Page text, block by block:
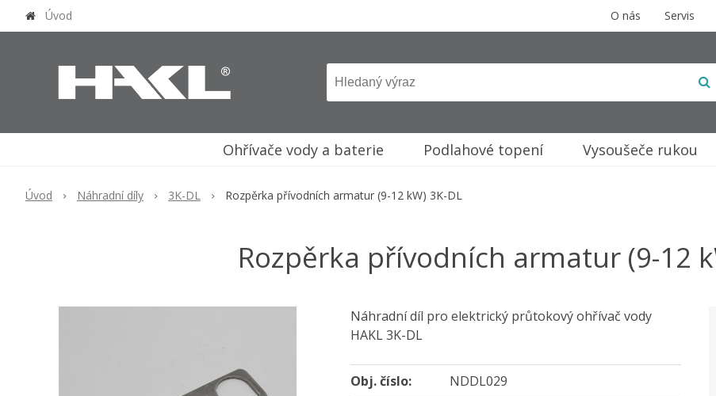
Úvod O nás Servis
Ohřívače vody a baterie Podlahové topení Vysoušeče rukou
Úvod Náhradní díly 3K-DL Rozpěrka přívodních armatur (9-12 kW) 3K-DL
Rozpěrka přívodních armatur (9-12
Náhradní díl pro elektrický průtokový ohřívač vody
HAKL 3K-DL
Obj. číslo:
NDDL029